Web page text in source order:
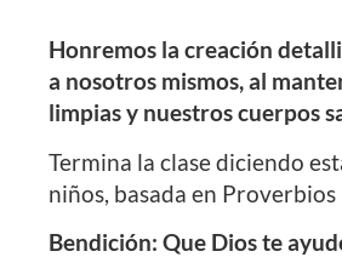
Honremos la creación
a nosotros mismos, al
limpias y nuestros cuerpos
Termina la clase diciendo
niños, basada en Proverbios
Bendición: Que Dios te